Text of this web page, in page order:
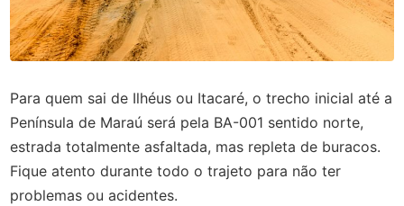
Para quem sai de Ilhéus ou Itacaré, o trecho inicial até a
Península de Maraú será pela BA-001 sentido norte,
estrada totalmente asfaltada, mas repleta de buracos.
Fique atento durante todo o trajeto para não ter
problemas ou acidentes.